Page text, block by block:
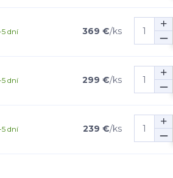
369 €/ks
5 dní
299 €/ks
5 dní
239 €/ks
5 dní